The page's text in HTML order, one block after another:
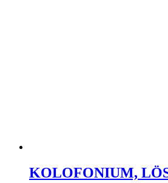
KOLOFONIUM,